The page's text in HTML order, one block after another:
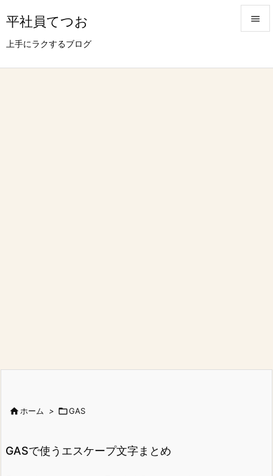
平社員てつお
上手にラクするブログ

ホーム > GAS
GASで使うエスケープ文字まとめ